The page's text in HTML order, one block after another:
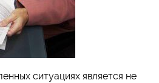
ситуациях является не